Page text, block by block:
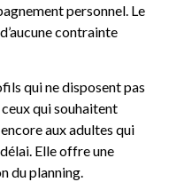
personnel. Le
contrainte
qui ne disposent pas
qui souhaitent
aux adultes qui
Elle offre une
du planning.